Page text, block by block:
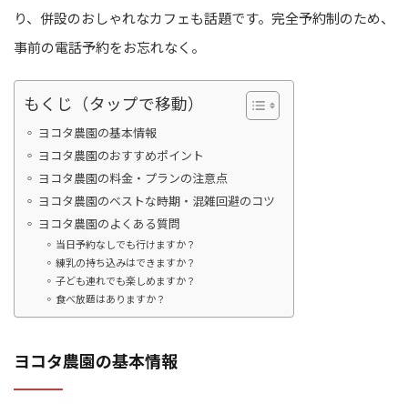
り、併設のおしゃれなカフェも話題です。完全予約制のため、
事前の電話予約をお忘れなく。
もくじ（タップで移動）
ヨコタ農園の基本情報
ヨコタ農園のおすすめポイント
ヨコタ農園の料金・プランの注意点
ヨコタ農園のベストな時期・混雑回避のコツ
ヨコタ農園のよくある質問
当日予約なしでも行けますか？
練乳の持ち込みはできますか？
子ども連れでも楽しめますか？
食べ放題はありますか？
ヨコタ農園の基本情報